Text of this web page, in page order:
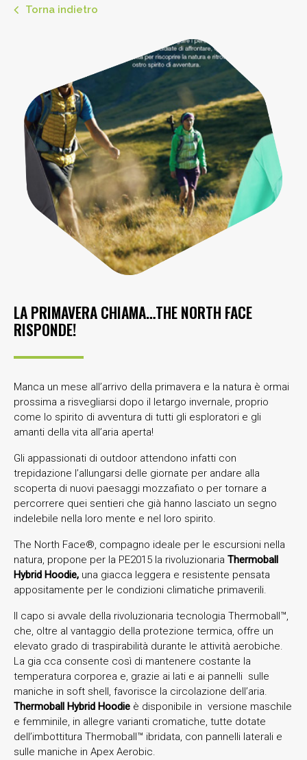
Torna indietro
LA PRIMAVERA CHIAMA…THE NORTH FACE
RISPONDE!
Manca un mese all’arrivo della primavera e la natura è ormai
prossima a risvegliarsi dopo il letargo invernale, proprio
come lo spirito di avventura di tutti gli esploratori e gli
amanti della vita all’aria aperta!
Gli appassionati di outdoor attendono infatti con
trepidazione l’allungarsi delle giornate per andare alla
scoperta di nuovi paesaggi mozzafiato o per tornare a
percorrere quei sentieri che già hanno lasciato un segno
indelebile nella loro mente e nel loro spirito.
The North Face®, compagno ideale per le escursioni nella
natura, propone per la PE2015 la rivoluzionaria Thermoball
Hybrid Hoodie, una giacca leggera e resistente pensata
appositamente per le condizioni climatiche primaverili.
Il capo si avvale della rivoluzionaria tecnologia Thermoball™,
che, oltre al vantaggio della protezione termica, offre un
elevato grado di traspirabilità durante le attività aerobiche.
La gia cca consente così di mantenere costante la
temperatura corporea e, grazie ai lati e ai pannelli sulle
maniche in soft shell, favorisce la circolazione dell’aria.
Thermoball Hybrid Hoodie è disponibile in versione maschile
e femminile, in allegre varianti cromatiche, tutte dotate
dell’imbottitura Thermoball™ ibridata, con pannelli laterali e
sulle maniche in Apex Aerobic.